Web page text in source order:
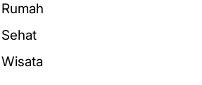
Rumah
Sehat
Wisata